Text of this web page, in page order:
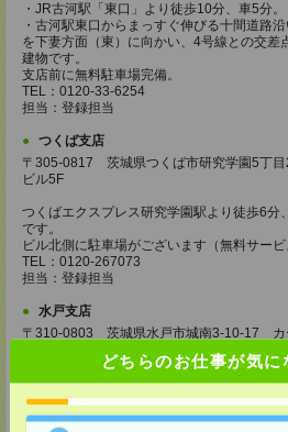
どちらのお仕事が気に
・JR古河駅「東口」より徒歩10分、車5分。
・古河駅東口からまっすぐ伸びる十間道路
を下妻方面（東）に向かい、4号線との交差
建物です。
支店前に無料駐車場完備。
TEL：0120-33-6254
担当：登録担当
つくば支店
〒305-0817 茨城県つくば市研究学園5丁
ビル5F
つくばエクスプレス研究学園駅より徒歩6分
です。
ビル北側に駐車場がございます（無料サー
TEL：0120-267073
担当：登録担当
水戸支店
〒310-0803 茨城県水戸市城南3-10-17 カ
水戸駅南口より徒歩15分。
ビル東側に無料駐車場あり。
TEL：0120-451093
担当：登録担当